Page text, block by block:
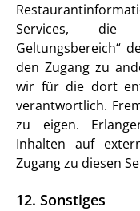
Services, die
Geltungsbereich“
den Zugang zu
wir für die dort
verantwortlich.
zu eigen.
Inhalten auf
Zugang zu diesen
12. Sonstiges